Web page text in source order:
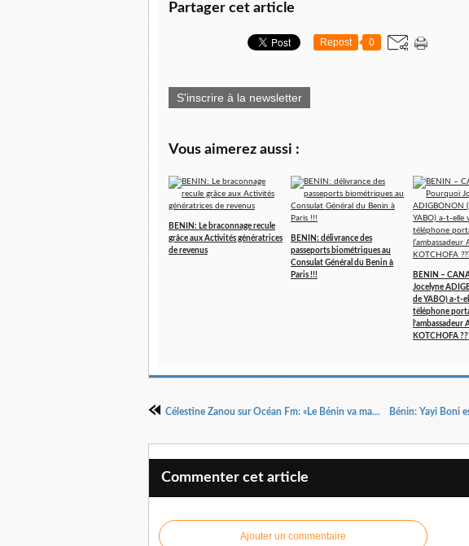
Partager cet article
Repost 0
S'inscrire à la newsletter
Vous aimerez aussi :
BENIN: Le braconnage recule
grâce aux Activités génératrices
de revenus
BENIN: délivrance des
passeports biométriques au
Consulat Général du Benin à
Paris !!!
BENIN –
Jocelyne
de YABO) a-t-
téléphone
l’ambassadeur
KOTCHOFA
Célestine Zanou sur Océan Fm: «Le Bénin va mal »
Commenter cet article
Ajouter un commentaire